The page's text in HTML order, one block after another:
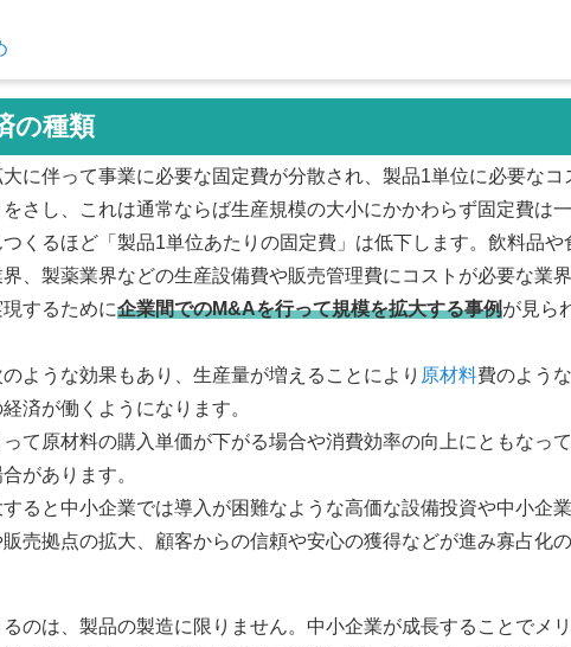
の種類
に伴って事業に必要な固定費が分散され、製品1単位に必要なコ
をさし、これは通常ならば生産規模の大小にかかわらず固定費は
くるほど「製品1単位あたりの固定費」は低下します。飲料品や
、製薬業界などの生産設備費や販売管理費にコストが必要な業
するために企業間でのM&Aを行って規模を拡大する事例が見ら
ような効果もあり、生産量が増えることにより 原材料費のよう
済が働くようになります。
て原材料の購入単価が下がる場合や消費効率の向上にともなっ
があります。
ると中小企業では導入が困難なような高価な設備投資や中小企
売拠点の拡大、顧客からの信頼や安心の獲得などが進み寡占化
のは、製品の製造に限りません。中小企業が成長することでメ